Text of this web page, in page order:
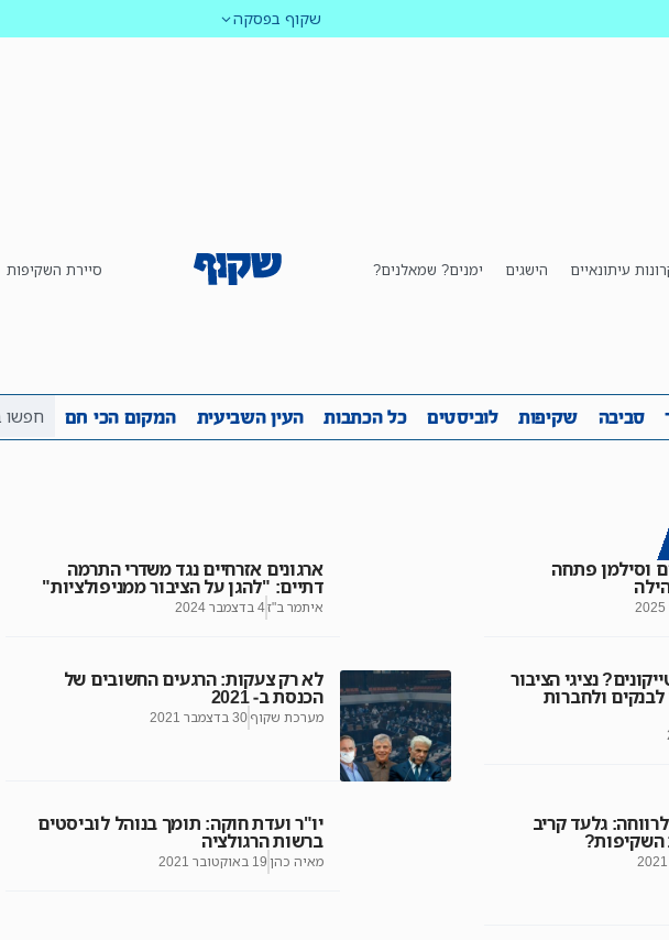
שקוף בפסקה
עיתונאיים הישגים ימנים? שמאלנים? סיירת השקיפות
סביבה שקיפות לוביסטים כל הכתבות העין השביעית המקום הכי חם
הפרלמטר סביבה שקיפות לוביסטים כל הכתבות העין השביעית
וסילמן פתחה ארגונים אזרחיים נגד משדרי התרמה
דתיים: "להגן על הציבור ממניפולציות"
איתמר ב"ז4 בדצמבר 2024
נציגי הציבור
ולחברות
לא רק צעקות: הרגעים החשובים של
הכנסת ב- 2021
מערכת שקוף30 בדצמבר 2021
גלעד קריב יו"ר ועדת חוקה: תומך בנוהל לוביסטים
ברשות הרגולציה
מאיה כהן 19 באוקטובר 2021